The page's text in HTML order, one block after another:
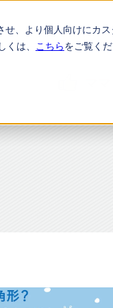
、より個人向けにカ
は、
こちらをご覧く
く